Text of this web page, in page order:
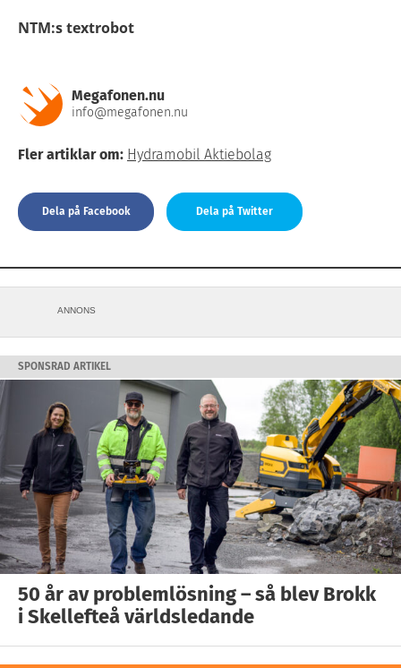
NTM:s textrobot
Megafonen.nu
info@megafonen.nu
Fler artiklar om: Hydramobil Aktiebolag
Dela på Facebook Dela på Twitter
ANNONS
SPONSRAD ARTIKEL
50 år av problemlösning – så blev Brokk
i Skellefteå världsledande